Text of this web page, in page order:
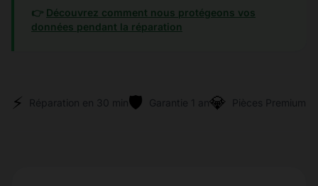
👉 Découvrez comment nous protégeons vos
données pendant la réparation
⚡ Réparation en 30 min🛡️ Garantie 1 an💎 Pièces Premium